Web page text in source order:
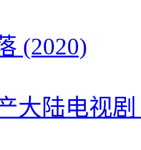
(2020)
大陆电视